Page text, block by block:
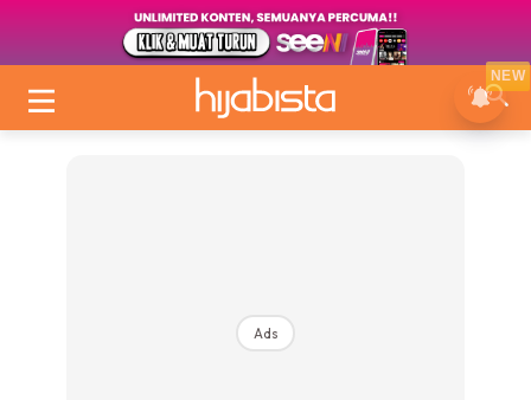
Ads
NEW